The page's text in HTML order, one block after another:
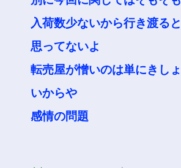
入荷数少ないから行き渡ると
思ってないよ
転売屋が憎いのは単にきしょ
いからや
感情の問題